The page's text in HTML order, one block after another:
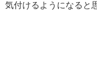
気付けるようになると